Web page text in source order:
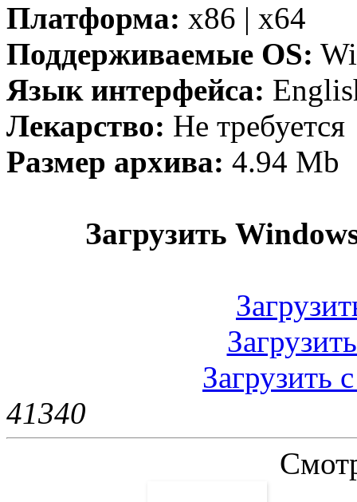
Платформа: x86 | x64
Поддерживаемые OS:
Язык интерфейса:
Лекарство: Не требуется
Размер архива: 4.94 Mb
Загрузить
Загрузить
41340